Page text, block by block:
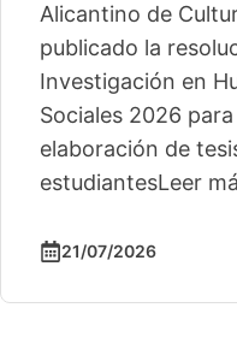
Alicantino de
publicado la
Investigación en
Sociales 2026
elaboración de
estudiantesLeer
21/07/2026